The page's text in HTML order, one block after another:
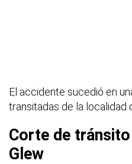
El accidente sucedió en
transitadas de la localidad
Corte de
Glew